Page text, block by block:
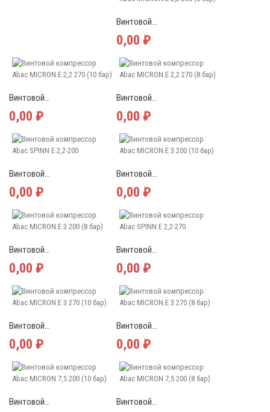
Винтовой...
0,00 ₽
Винтовой...
0,00 ₽
Винтовой...
0,00 ₽
Винтовой...
0,00 ₽
Винтовой...
0,00 ₽
Винтовой...
0,00 ₽
Винтовой...
0,00 ₽
Винтовой...
0,00 ₽
Винтовой...
0,00 ₽
Винтовой... Винтовой...